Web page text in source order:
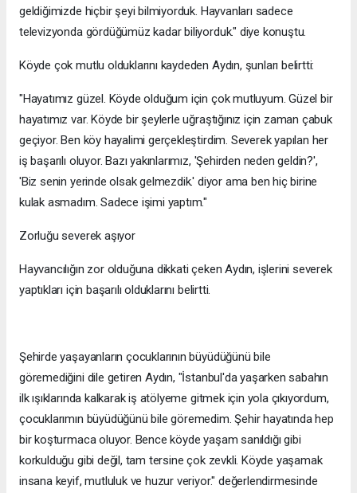
geldiğimizde hiçbir şeyi bilmiyorduk. Hayvanları sadece
televizyonda gördüğümüz kadar biliyorduk." diye konuştu.
Köyde çok mutlu olduklarını kaydeden Aydın, şunları belirtti:
"Hayatımız güzel. Köyde olduğum için çok mutluyum. Güzel bir
hayatımız var. Köyde bir şeylerle uğraştığınız için zaman çabuk
geçiyor. Ben köy hayalimi gerçekleştirdim. Severek yapılan her
iş başarılı oluyor. Bazı yakınlarımız, 'Şehirden neden geldin?',
'Biz senin yerinde olsak gelmezdik.' diyor ama ben hiç birine
kulak asmadım. Sadece işimi yaptım."
Zorluğu severek aşıyor
Hayvancılığın zor olduğuna dikkati çeken Aydın, işlerini severek
yaptıkları için başarılı olduklarını belirtti.
Şehirde yaşayanların çocuklarının büyüdüğünü bile
göremediğini dile getiren Aydın, "İstanbul'da yaşarken sabahın
ilk ışıklarında kalkarak iş atölyeme gitmek için yola çıkıyordum,
çocuklarımın büyüdüğünü bile göremedim. Şehir hayatında hep
bir koşturmaca oluyor. Bence köyde yaşam sanıldığı gibi
korkulduğu gibi değil, tam tersine çok zevkli. Köyde yaşamak
insana keyif, mutluluk ve huzur veriyor." değerlendirmesinde